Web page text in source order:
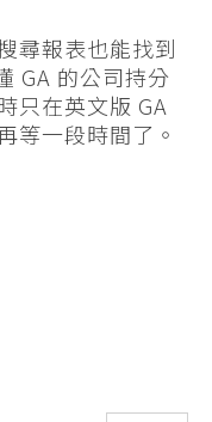
尋報表也能找到
GA 的公司持分
只在英文版 GA
等一段時間了。